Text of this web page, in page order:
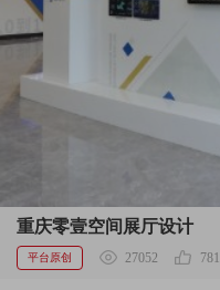
重庆零壹空间展厅设计
平台原创 27052 781